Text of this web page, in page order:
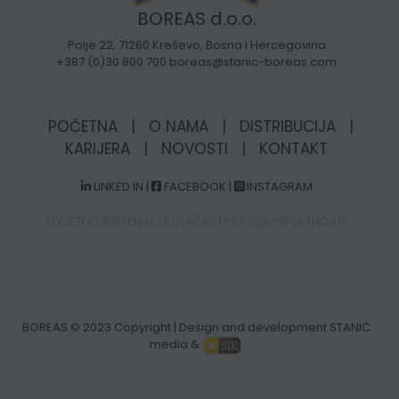
BOREAS d.o.o.
Polje 22, 71260 Kreševo, Bosna i Hercegovina
+387 (0)30 800 700 boreas@stanic-boreas.com
POČETNA | O NAMA | DISTRIBUCIJA
|
KARIJERA
| NOVOSTI | KONTAKT
LINKED IN | FACEBOOK | INSTAGRAM
BOREAS © 2023 Copyright | Design and development STANIĆ
media &